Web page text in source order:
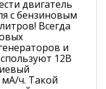
двигатель
c бензиновым
Всегда
и
12В
ч. Такой